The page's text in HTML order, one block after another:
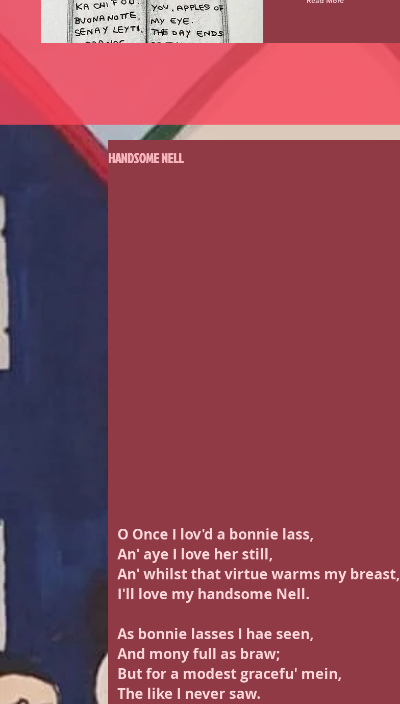
HANDSOME NELL
O Once I lov'd a bonnie lass,
An' whilst that virtue warms my breast,
I'll love my handsome Nell.
As bonnie lasses I hae seen,
And mony full as braw;
But for a modest gracefu' mein,
The like I never saw.